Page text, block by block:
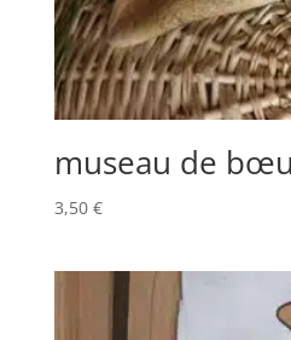
museau de
3,50 €